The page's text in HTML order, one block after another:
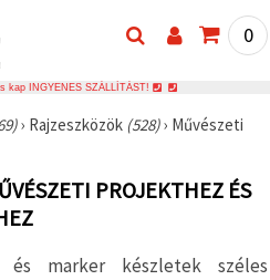
0
kap INGYENES SZÁLLÍTÁST!
› Rajzeszközök (528)› Művészeti
PROJEKTHEZ ÉS
marker készletek széles